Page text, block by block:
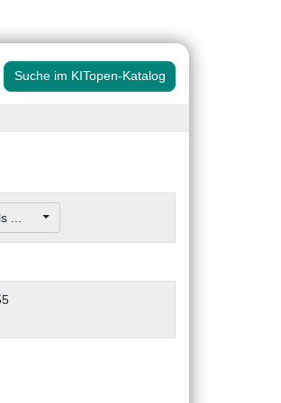
Suche im KITopen-Katalog
...